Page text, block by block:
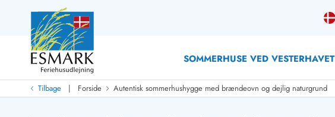
SOMMERHUSE VED VESTERHAVET
Last Minute
Tilbage | Forside Autentisk sommerhushygge med brændeovn og dejlig naturgrund